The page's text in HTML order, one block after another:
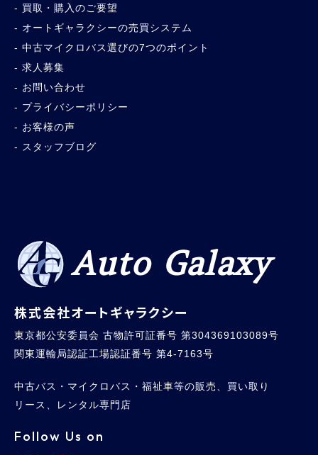
買取・購入のご要望
オートギャラクシーの売買システム
中古マイクロバス選びの7つのポイント
求人募集
お問い合わせ
プライバシーポリシー
お客様の声
スタッフブログ
Auto Galaxy
株式会社オートギャラクシー
東京都公安委員会 古物許可証番号 第304369103089号
関東運輸局認証工場認証番号 第4-7163号
中古バス・マイクロバス・福祉車等の販売、買い取り
リース、レンタル専門店
Follow Us on